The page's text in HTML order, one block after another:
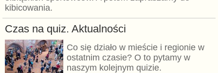
kibicowania.
Czas na quiz. Aktualności
Co się działo w mieście i regionie w
ostatnim czasie? O to pytamy w
naszym kolejnym quizie.